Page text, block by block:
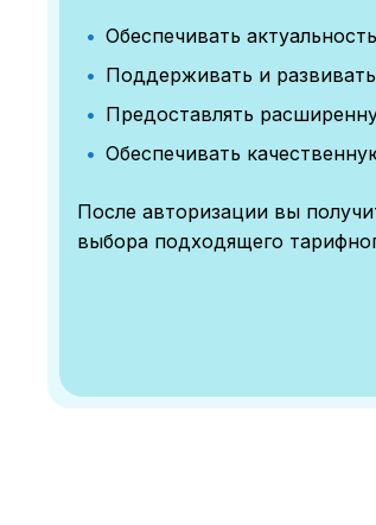
Обеспечивать
Поддерживать и
Предоставлять
Обеспечивать
После авторизации вы
выбора подходящего